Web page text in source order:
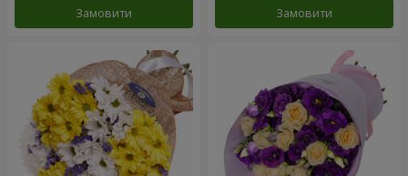
Замовити Замовити